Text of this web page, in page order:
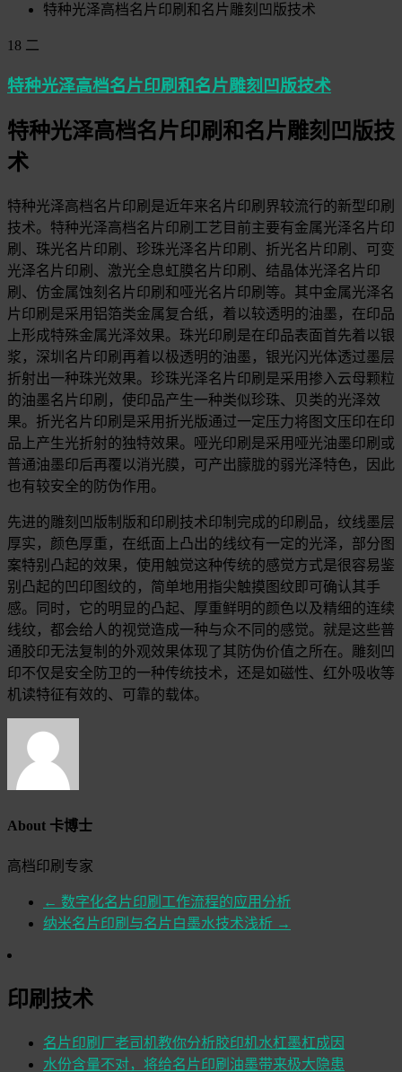
特种光泽高档名片印刷和名片雕刻凹版技术
18 二
特种光泽高档名片印刷和名片雕刻凹版技术
特种光泽高档名片印刷和名片雕刻凹版技
术
特种光泽高档名片印刷是近年来名片印刷界较流行的新型印刷
技术。特种光泽高档名片印刷工艺目前主要有金属光泽名片印
刷、珠光名片印刷、珍珠光泽名片印刷、折光名片印刷、可变
光泽名片印刷、激光全息虹膜名片印刷、结晶体光泽名片印
刷、仿金属蚀刻名片印刷和哑光名片印刷等。其中金属光泽名
片印刷是采用铝箔类金属复合纸，着以较透明的油墨，在印品
上形成特殊金属光泽效果。珠光印刷是在印品表面首先着以银
浆，深圳名片印刷再着以极透明的油墨，银光闪光体透过墨层
折射出一种珠光效果。珍珠光泽名片印刷是采用掺入云母颗粒
的油墨名片印刷，使印品产生一种类似珍珠、贝类的光泽效
果。折光名片印刷是采用折光版通过一定压力将图文压印在印
品上产生光折射的独特效果。哑光印刷是采用哑光油墨印刷或
普通油墨印后再覆以消光膜，可产出朦胧的弱光泽特色，因此
也有较安全的防伪作用。
先进的雕刻凹版制版和印刷技术印制完成的印刷品，纹线墨层
厚实，颜色厚重，在纸面上凸出的线纹有一定的光泽，部分图
案特别凸起的效果，使用触觉这种传统的感觉方式是很容易鉴
别凸起的凹印图纹的，简单地用指尖触摸图纹即可确认其手
感。同时，它的明显的凸起、厚重鲜明的颜色以及精细的连续
线纹，都会给人的视觉造成一种与众不同的感觉。就是这些普
通胶印无法复制的外观效果体现了其防伪价值之所在。雕刻凹
印不仅是安全防卫的一种传统技术，还是如磁性、红外吸收等
机读特征有效的、可靠的载体。
About 卡博士
高档印刷专家
← 数字化名片印刷工作流程的应用分析
纳米名片印刷与名片白墨水技术浅析 →
印刷技术
名片印刷厂老司机教你分析胶印机水杠墨杠成因
水份含量不对，将给名片印刷油墨带来极大隐患